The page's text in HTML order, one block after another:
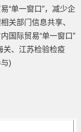
“单一窗口”，减少企
关部门信息共享、
国际贸易“单一窗口”
关、江苏检验检疫
)